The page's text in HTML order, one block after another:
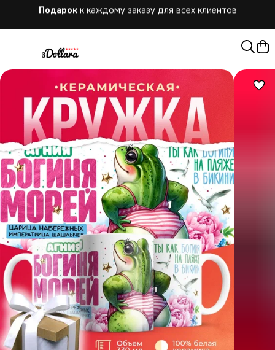
Бесплатная доставка при заказе от 10.000 руб.